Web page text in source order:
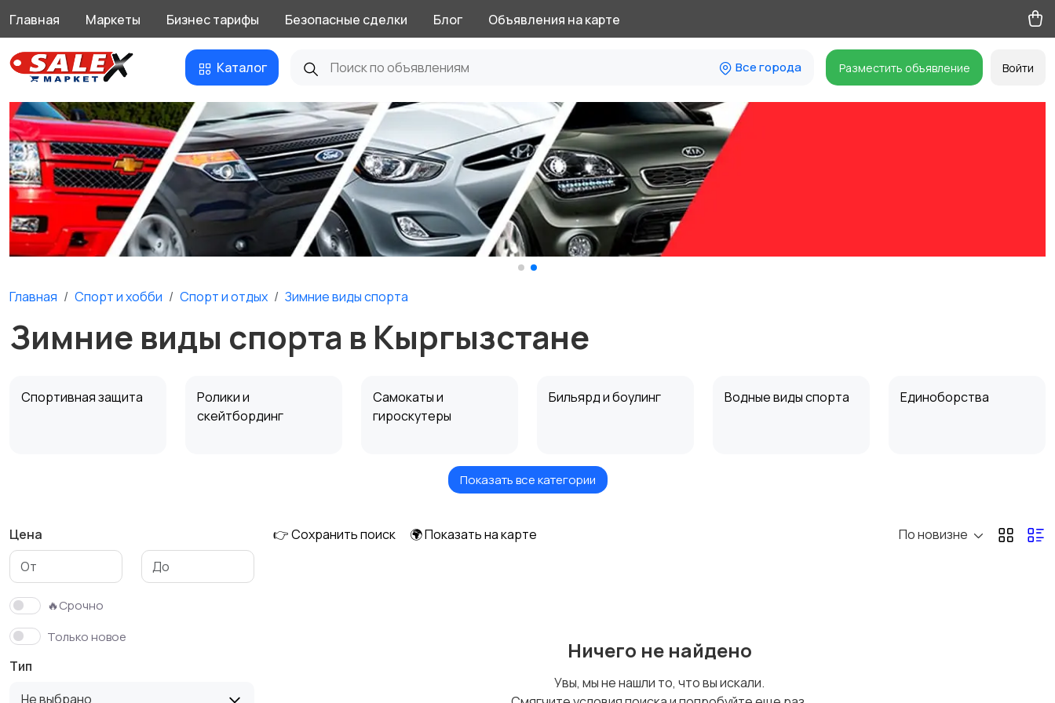
Главная Маркеты Бизнес тарифы Безопасные сделки Блог Объявления на карте
Каталог Все города Разместить объявление Войти
Главная Спорт и хобби Спорт и отдых Зимние виды спорта
Зимние виды спорта в Кыргызстане
Спортивная защита
Ролики и
скейтбординг
Самокаты и
гироскутеры
Бильярд и боулинг Водные виды спорта Единоборства
Охота и рыбалка
Туризм и отдых на
Спортивное питание
Показать все категории
Цена
🔥Срочно
Только новое
Тип
Не выбрано
👉 Сохранить поиск 🌍 Показать на карте По новизне
Ничего не найдено
Увы, мы не нашли то, что вы искали.